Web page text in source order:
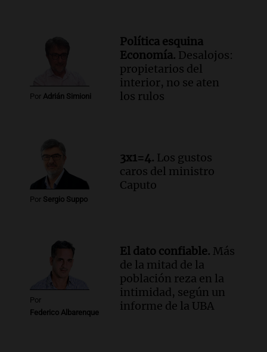
El Tesoro Nacional captura 12
billones de pesos y genera excedente de
liquidez de 4 billones
Episodios
Panorama Federal
Episodios
Audio.Tormentas y filtraciones: "El
agua entra por donde menos
imaginamos"
Por Adrián Simioni
Política esquina
Economía. Desalojos:
propietarios del
interior, no se aten
los rulos
Por Sergio Suppo
3x1=4. Los gustos
caros del ministro
Caputo
Por
Federico Albarenque
El dato confiable. Más
de la mitad de la
población reza en la
intimidad, según un
informe de la UBA